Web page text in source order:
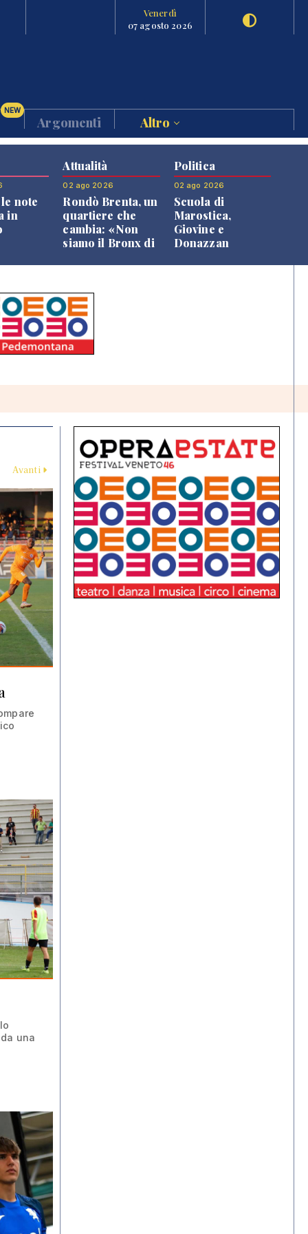
Venerdì
07 agosto 2026
NEW
Argomenti Altro
note
in
Attualità
02 ago 2026
Rondò Brenta, un
quartiere che
cambia: «Non
siamo il Bronx di
Politica
02 ago 2026
Scuola di
Marostica,
Giovine e
Donazzan
Avanti
una